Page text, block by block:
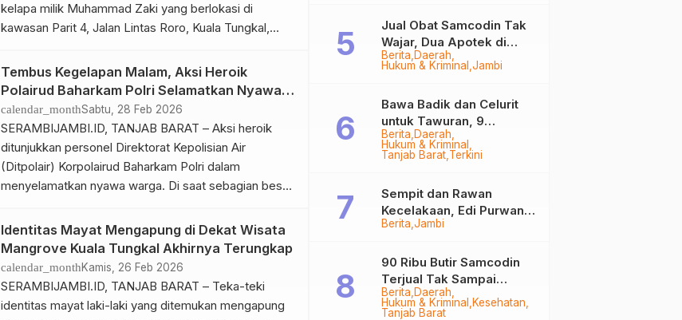
kelapa milik Muhammad Zaki yang berlokasi di
kawasan Parit 4, Jalan Lintas Roro, Kuala Tungkal,
Sabtu dinihari (7/3/2026). Hingga saat ini, kobaran api
masih terlihat membumbung tinggi dari bangunan
gudang. Sejumlah armada Pemadam Kebakaran
(Damkar) dan petugas gabungan […]
Tembus Kegelapan Malam, Aksi Heroik
Polairud Baharkam Polri Selamatkan Nyawa
Pasien Kritis di Tanjab Barat
calendar_monthSabtu, 28 Feb 2026
SERAMBIJAMBI.ID, TANJAB BARAT – Aksi heroik
ditunjukkan personel Direktorat Kepolisian Air
(Ditpolair) Korpolairud Baharkam Polri dalam
menyelamatkan nyawa warga. Di saat sebagian besar
memacu Sea Rider menembus kegelapan malam
demi mengevakuasi seorang pasien kritis di perairan
Tanjung Jabung Barat, Sabtu (28/2/2026) dini hari.
Pasien bernama Rahmadi (25), […]
Identitas Mayat Mengapung di Dekat Wisata
Mangrove Kuala Tungkal Akhirnya Terungkap
calendar_monthKamis, 26 Feb 2026
SERAMBIJAMBI.ID, TANJAB BARAT – Teka-teki
identitas mayat laki-laki yang ditemukan mengapung
Tungkal
Berita Daerah
Hukum & Kriminal Jambi
Jual Obat Samcodin Tak
Wajar, Dua Apotek di
Tanjab Barat Disegel
Berita Daerah
Hukum & Kriminal
Tanjab Barat Terkini
Bawa Badik dan Celurit
untuk Tawuran, 9
Anggota Geng Motor di
Tanjab Barat Diringkus
Berita Jambi
Sempit dan Rawan
Kecelakaan, Edi Purwanto
Targetkan Jalan Lintas
2028
Berita Daerah
Hukum & Kriminal
Kesehatan
Tanjab Barat
90 Ribu Butir Samcodin
Terjual Tak Sampai
Setahun, Indra Safari
Desak Audit Menyeluruh